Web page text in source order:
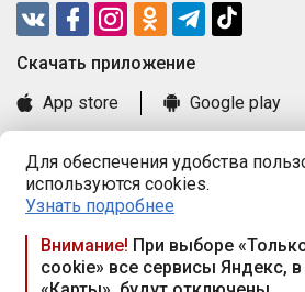
Для обеспечения удобства
используются cookies.
Узнать подробнее
Внимание! При выборе
cookie» все сервисы Яндекс,
Cкачать приложение
App store
Google play
Книга замечаний и предложений
Правила и документы
Praca.by © 2000—2026, ООО «ПРАЦА
Республика Беларусь, 220114, г.
117а, пом. № 9.